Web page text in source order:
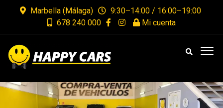
Marbella (Málaga)
9:30–14:00 / 16:00–19:00
678 240 000
Mi cuenta